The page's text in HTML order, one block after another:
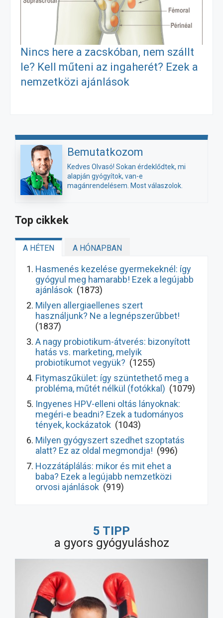
Nincs here a zacskóban, nem szállt
le? Kell műteni az ingaherét? Ezek a
nemzetközi ajánlások
Bemutatkozom
Kedves Olvasó! Sokan érdeklődtek, mi
alapján gyógyítok, van-e
magánrendelésem. Most válaszolok.
Top cikkek
A HÉTEN A HÓNAPBAN
Hasmenés kezelése gyermekeknél: így
gyógyul meg hamarabb! Ezek a legújabb
ajánlások (1873)
Milyen allergiaellenes szert
használjunk? Ne a legnépszerűbbet!
(1837)
A nagy probiotikum-átverés: bizonyított
hatás vs. marketing, melyik
probiotikumot vegyük? (1255)
Fitymaszűkület: így szüntethető meg a
probléma, műtét nélkül (fotókkal) (1079)
Ingyenes HPV-elleni oltás lányoknak:
megéri-e beadni? Ezek a tudományos
tények, kockázatok (1043)
Milyen gyógyszert szedhet szoptatás
alatt? Ez az oldal megmondja! (996)
Hozzátáplálás: mikor és mit ehet a
baba? Ezek a legújabb nemzetközi
orvosi ajánlások (919)
gyógyul meg hamarabb! Ezek a legújabb
ajánlások(9570)
(7778)
A nagy probiotikum-átverés: bizonyított
hatás vs. marketing, melyik
probiotikumot vegyük? (5051)
5 TIPP
a gyors gyógyuláshoz